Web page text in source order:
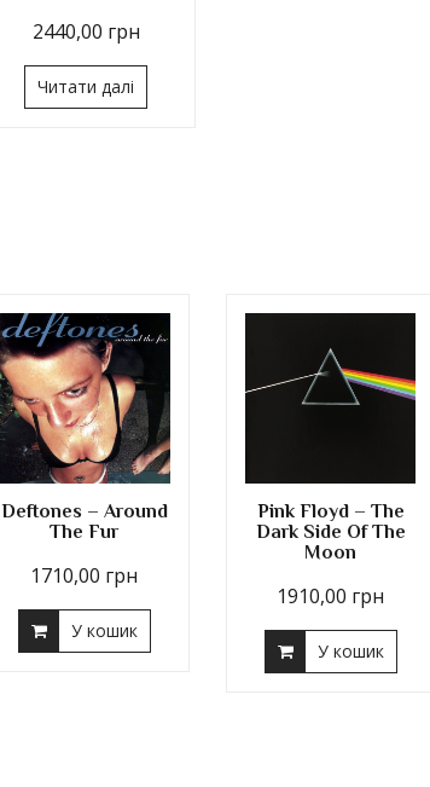
2440,00 грн
Читати далі
Deftones – Around
The Fur
1710,00 грн
У кошик
Pink Floyd – The
Dark Side Of The
Moon
1910,00 грн
У кошик